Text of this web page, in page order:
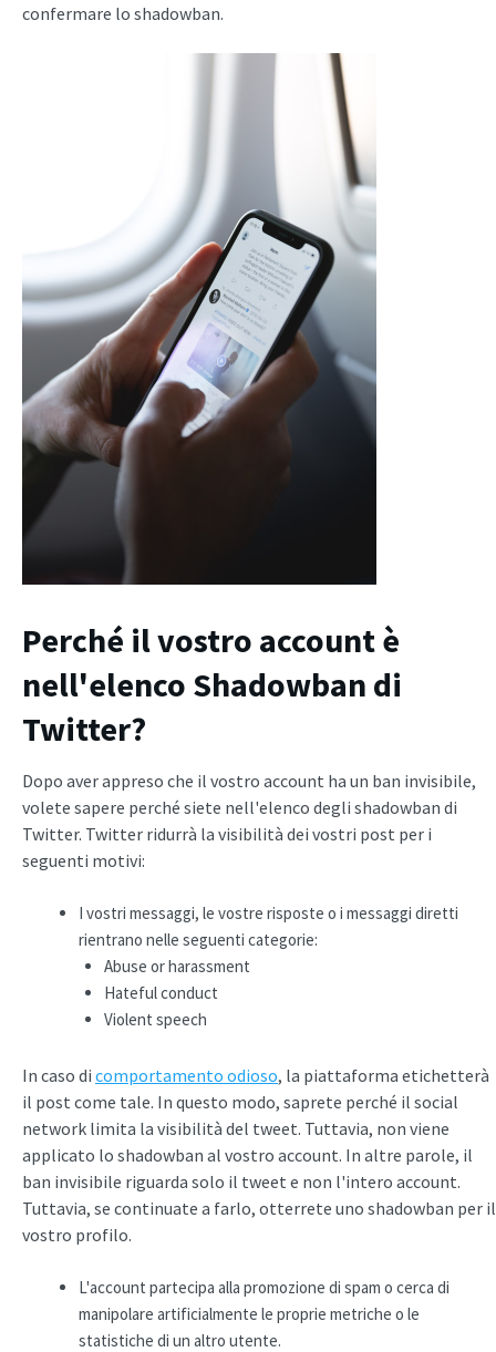
confermare lo shadowban.
Perché il vostro account è
nell'elenco Shadowban di
Twitter?
Dopo aver appreso che il vostro account ha un ban invisibile,
volete sapere perché siete nell'elenco degli shadowban di
Twitter. Twitter ridurrà la visibilità dei vostri post per i
seguenti motivi:
I vostri messaggi, le vostre risposte o i messaggi diretti
rientrano nelle seguenti categorie:
Abuse or harassment
Hateful conduct
Violent speech
In caso di comportamento odioso, la piattaforma etichetterà
il post come tale. In questo modo, saprete perché il social
network limita la visibilità del tweet. Tuttavia, non viene
applicato lo shadowban al vostro account. In altre parole, il
ban invisibile riguarda solo il tweet e non l'intero account.
Tuttavia, se continuate a farlo, otterrete uno shadowban per il
vostro profilo.
L'account partecipa alla promozione di spam o cerca di
manipolare artificialmente le proprie metriche o le
statistiche di un altro utente.